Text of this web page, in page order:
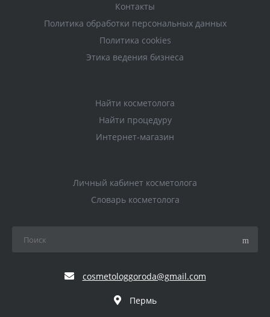
Контакты
Политика обработки персональных данных
Политика cookies
Этика ведения бизнеса
Найти косметолога
Найти процедуру
Интернет-магазин
Личный кабинет косметолога
Словарь косметолога
cosmetologgoroda@gmail.com
Пермь